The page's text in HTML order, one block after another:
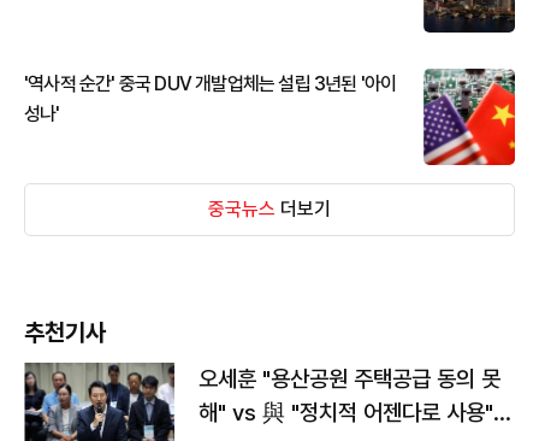
'역사적 순간' 중국 DUV 개발업체는 설립 3년된 '아이
성나'
중국뉴스 더보기
추천기사
오세훈 "용산공원 주택공급 동의 못
해" vs 與 "정치적 어젠다로 사용"